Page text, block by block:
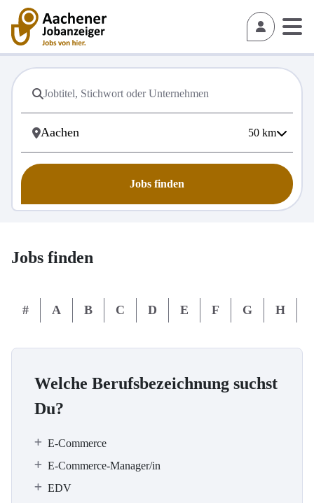
50 km
Jobs finden
Jobs finden
# A B C D E F G H
Welche Berufsbezeichnung suchst
Du?
E-Commerce
E-Commerce-Manager/in
EDV